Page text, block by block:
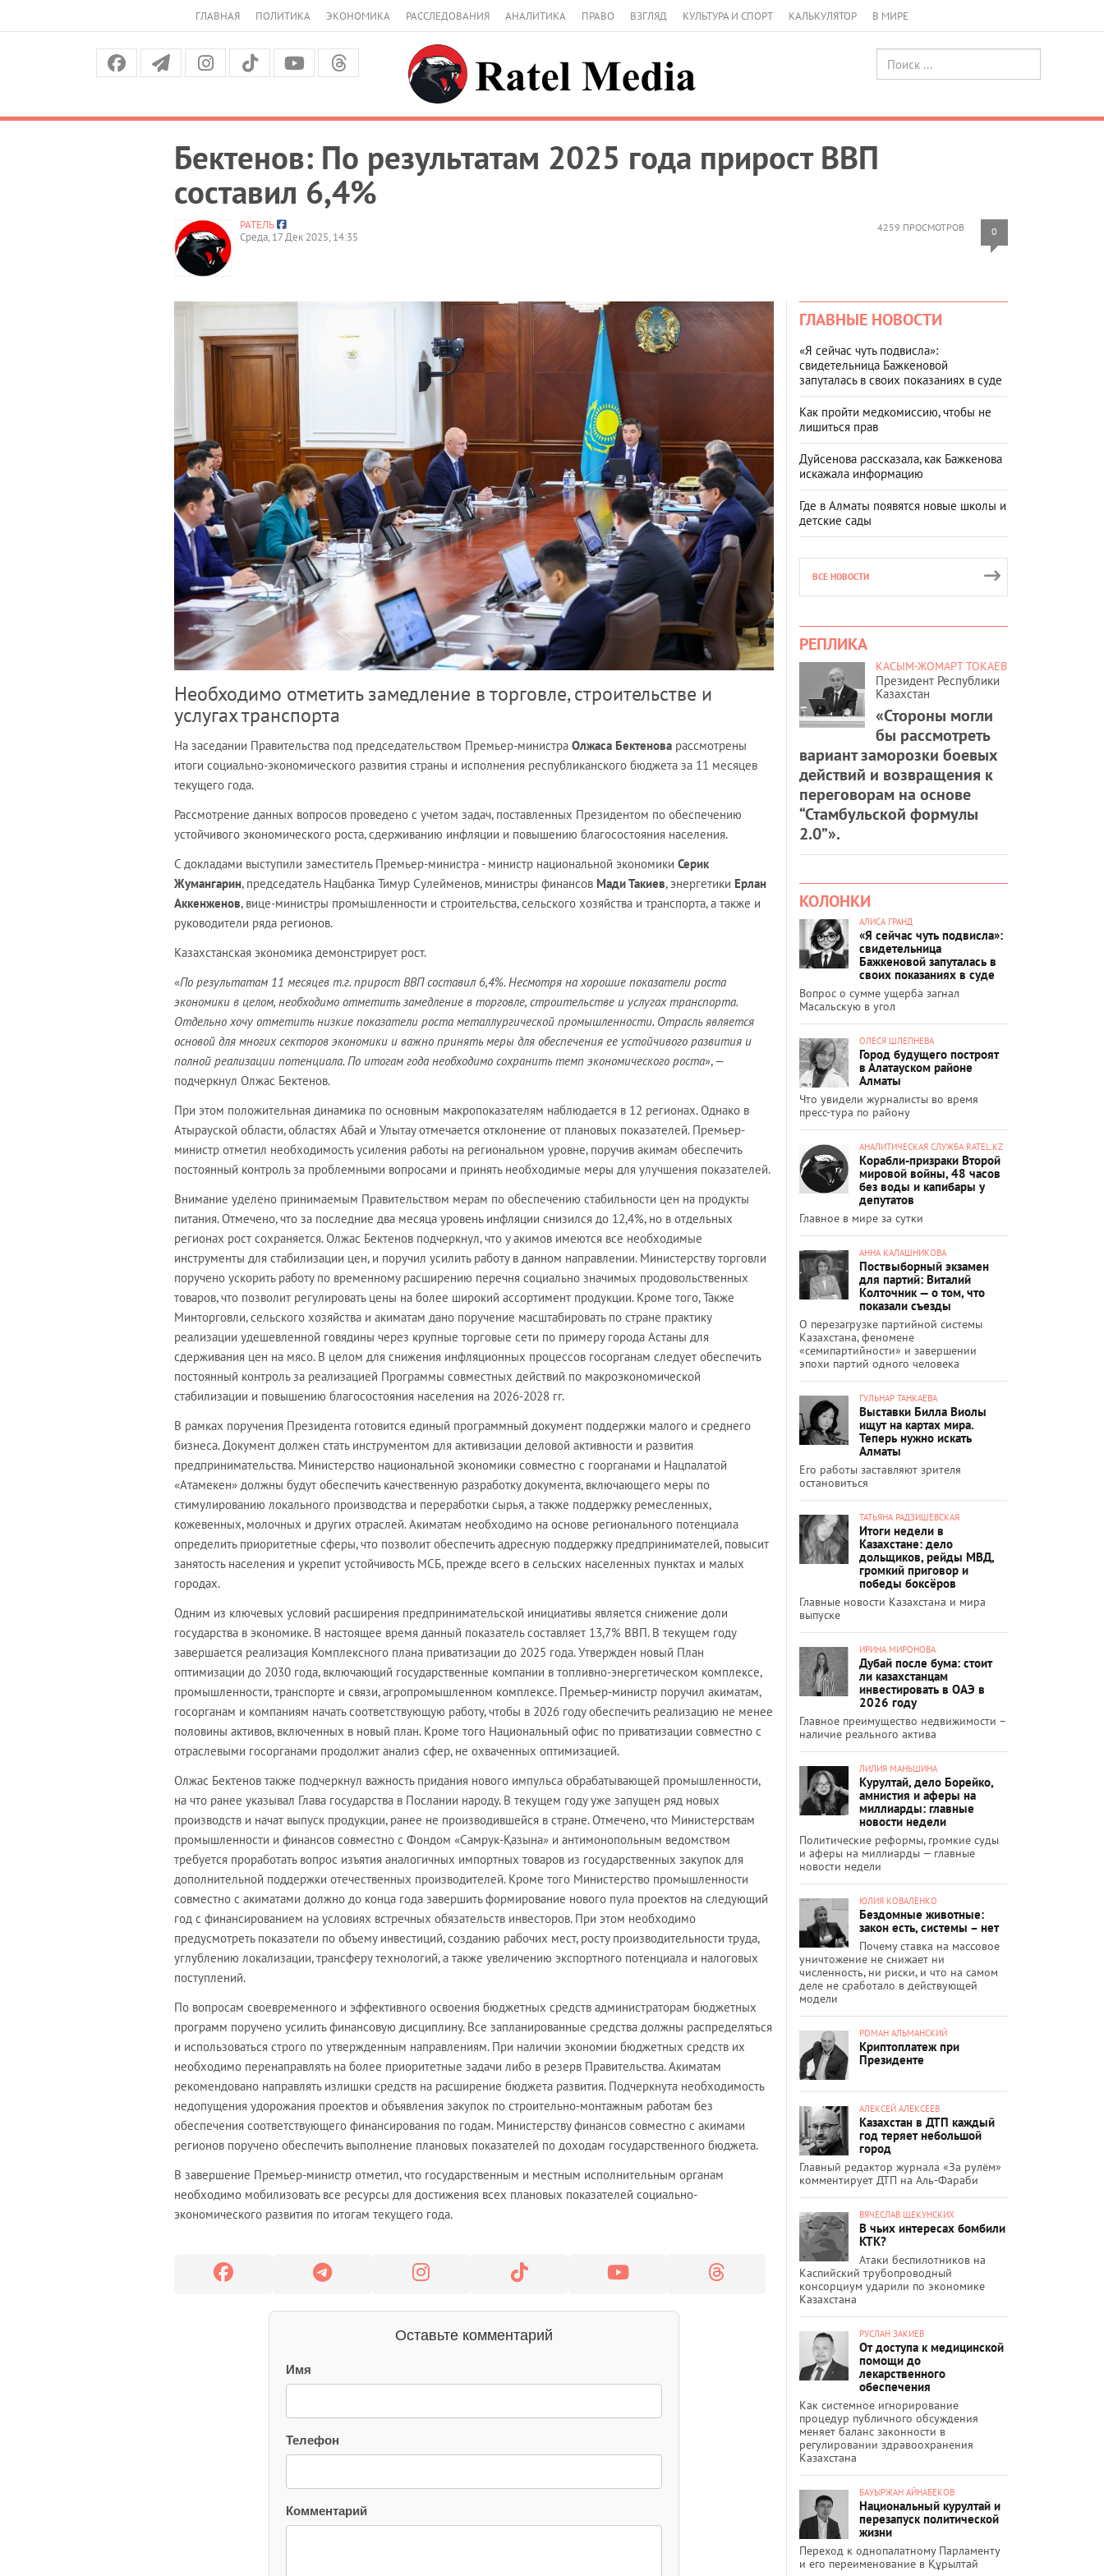
ГЛАВНАЯ ПОЛИТИКА ЭКОНОМИКА РАССЛЕДОВАНИЯ АНАЛИТИКА ПРАВО ВЗГЛЯД КУЛЬТУРА И СПОРТ КАЛЬКУЛЯТОР В МИРЕ
Бектенов: По результатам 2025 года прирост ВВП
составил 6,4%
4259 ПРОСМОТРОВ 0
РАТЕЛЬ
Среда, 17 Дек 2025, 14:35
Необходимо отметить замедление в торговле, строительстве и
услугах транспорта
На заседании Правительства под председательством Премьер-министра Олжаса Бектенова рассмотрены
итоги социально-экономического развития страны и исполнения республиканского бюджета за 11 месяцев
текущего года.
Рассмотрение данных вопросов проведено с учетом задач, поставленных Президентом по обеспечению
устойчивого экономического роста, сдерживанию инфляции и повышению благосостояния населения.
С докладами выступили заместитель Премьер-министра - министр национальной экономики Серик
Жумангарин, председатель Нацбанка Тимур Сулейменов, министры финансов Мади Такиев, энергетики Ерлан
Аккенженов, вице-министры промышленности и строительства, сельского хозяйства и транспорта, а также и
руководители ряда регионов.
Казахстанская экономика демонстрирует рост.
«По результатам 11 месяцев т.г. прирост ВВП составил 6,4%. Несмотря на хорошие показатели роста
экономики в целом, необходимо отметить замедление в торговле, строительстве и услугах транспорта.
Отдельно хочу отметить низкие показатели роста металлургической промышленности. Отрасль является
основой для многих секторов экономики и важно принять меры для обеспечения ее устойчивого развития и
полной реализации потенциала. По итогам года необходимо сохранить темп экономического роста», —
подчеркнул Олжас Бектенов.
При этом положительная динамика по основным макропоказателям наблюдается в 12 регионах. Однако в
Атырауской области, областях Абай и Улытау отмечается отклонение от плановых показателей. Премьер-
министр отметил необходимость усиления работы на региональном уровне, поручив акимам обеспечить
постоянный контроль за проблемными вопросами и принять необходимые меры для улучшения показателей.
Внимание уделено принимаемым Правительством мерам по обеспечению стабильности цен на продукты
питания. Отмечено, что за последние два месяца уровень инфляции снизился до 12,4%, но в отдельных
регионах рост сохраняется. Олжас Бектенов подчеркнул, что у акимов имеются все необходимые
инструменты для стабилизации цен, и поручил усилить работу в данном направлении. Министерству торговли
поручено ускорить работу по временному расширению перечня социально значимых продовольственных
товаров, что позволит регулировать цены на более широкий ассортимент продукции. Кроме того, Также
Минторговли, сельского хозяйства и акиматам дано поручение масштабировать по стране практику
реализации удешевленной говядины через крупные торговые сети по примеру города Астаны для
сдерживания цен на мясо. В целом для снижения инфляционных процессов госорганам следует обеспечить
постоянный контроль за реализацией Программы совместных действий по макроэкономической
стабилизации и повышению благосостояния населения на 2026-2028 гг.
В рамках поручения Президента готовится единый программный документ поддержки малого и среднего
бизнеса. Документ должен стать инструментом для активизации деловой активности и развития
предпринимательства. Министерство национальной экономики совместно с гоорганами и Нацпалатой
«Атамекен» должны будут обеспечить качественную разработку документа, включающего меры по
стимулированию локального производства и переработки сырья, а также поддержку ремесленных,
кожевенных, молочных и других отраслей. Акиматам необходимо на основе регионального потенциала
определить приоритетные сферы, что позволит обеспечить адресную поддержку предпринимателей, повысит
занятость населения и укрепит устойчивость МСБ, прежде всего в сельских населенных пунктах и малых
городах.
Одним из ключевых условий расширения предпринимательской инициативы является снижение доли
государства в экономике. В настоящее время данный показатель составляет 13,7% ВВП. В текущем году
завершается реализация Комплексного плана приватизации до 2025 года. Утвержден новый План
оптимизации до 2030 года, включающий государственные компании в топливно-энергетическом комплексе,
промышленности, транспорте и связи, агропромышленном комплексе. Премьер-министр поручил акиматам,
госорганам и компаниям начать соответствующую работу, чтобы в 2026 году обеспечить реализацию не менее
половины активов, включенных в новый план. Кроме того Национальный офис по приватизации совместно с
отраслевыми госорганами продолжит анализ сфер, не охваченных оптимизацией.
Олжас Бектенов также подчеркнул важность придания нового импульса обрабатывающей промышленности,
на что ранее указывал Глава государства в Послании народу. В текущем году уже запущен ряд новых
производств и начат выпуск продукции, ранее не производившейся в стране. Отмечено, что Министерствам
промышленности и финансов совместно с Фондом «Самрук-Қазына» и антимонопольным ведомством
требуется проработать вопрос изъятия аналогичных импортных товаров из государственных закупок для
дополнительной поддержки отечественных производителей. Кроме того Министерство промышленности
совместно с акиматами должно до конца года завершить формирование нового пула проектов на следующий
год с финансированием на условиях встречных обязательств инвесторов. При этом необходимо
предусмотреть показатели по объему инвестиций, созданию рабочих мест, росту производительности труда,
углублению локализации, трансферу технологий, а также увеличению экспортного потенциала и налоговых
поступлений.
По вопросам своевременного и эффективного освоения бюджетных средств администраторам бюджетных
программ поручено усилить финансовую дисциплину. Все запланированные средства должны распределяться
и использоваться строго по утвержденным направлениям. При наличии экономии бюджетных средств их
необходимо перенаправлять на более приоритетные задачи либо в резерв Правительства. Акиматам
рекомендовано направлять излишки средств на расширение бюджета развития. Подчеркнута необходимость
недопущения удорожания проектов и объявления закупок по строительно-монтажным работам без
обеспечения соответствующего финансирования по годам. Министерству финансов совместно с акимами
регионов поручено обеспечить выполнение плановых показателей по доходам государственного бюджета.
В завершение Премьер-министр отметил, что государственным и местным исполнительным органам
необходимо мобилизовать все ресурсы для достижения всех плановых показателей социально-
экономического развития по итогам текущего года.
Оставьте комментарий
Имя
Телефон
Комментарий
ГЛАВНЫЕ НОВОСТИ
«Я сейчас чуть подвисла»:
свидетельница Бажкеновой
запуталась в своих показаниях в суде
Как пройти медкомиссию, чтобы не
лишиться прав
Дуйсенова рассказала, как Бажкенова
искажала информацию
Где в Алматы появятся новые школы и
детские сады
ВСЕ НОВОСТИ
РЕПЛИКА
КАСЫМ-ЖОМАРТ ТОКАЕВ
Президент Республики
Казахстан
«Стороны могли
бы рассмотреть
вариант заморозки боевых
действий и возвращения к
переговорам на основе
“Стамбульской формулы
2.0”».
КОЛОНКИ
АЛИСА ГРАНД
«Я сейчас чуть подвисла»:
свидетельница
Бажкеновой запуталась в
своих показаниях в суде
Вопрос о сумме ущерба загнал
Масальскую в угол
ОЛЕСЯ ШЛЕПНЕВА
Город будущего построят
в Алатауском районе
Алматы
Что увидели журналисты во время
пресс-тура по району
АНАЛИТИЧЕСКАЯ СЛУЖБА RATEL.KZ
Корабли-призраки Второй
мировой войны, 48 часов
без воды и капибары у
депутатов
Главное в мире за сутки
АННА КАЛАШНИКОВА
Поствыборный экзамен
для партий: Виталий
Колточник — о том, что
показали съезды
О перезагрузке партийной системы
Казахстана, феномене
«семипартийности» и завершении
эпохи партий одного человека
ГУЛЬНАР ТАНКАЕВА
Выставки Билла Виолы
ищут на картах мира.
Теперь нужно искать
Алматы
Его работы заставляют зрителя
остановиться
ТАТЬЯНА РАДЗИШЕВСКАЯ
Итоги недели в
Казахстане: дело
дольщиков, рейды МВД,
громкий приговор и
победы боксёров
Главные новости Казахстана и мира
выпуске
ИРИНА МИРОНОВА
Дубай после бума: стоит
ли казахстанцам
инвестировать в ОАЭ в
2026 году
Главное преимущество недвижимости –
наличие реального актива
ЛИЛИЯ МАНЬШИНА
Курултай, дело Борейко,
амнистия и аферы на
миллиарды: главные
новости недели
Политические реформы, громкие суды
и аферы на миллиарды — главные
новости недели
ЮЛИЯ КОВАЛЕНКО
Бездомные животные:
закон есть, системы – нет
Почему ставка на массовое
уничтожение не снижает ни
численность, ни риски, и что на самом
деле не сработало в действующей
модели
РОМАН АЛЬМАНСКИЙ
Криптоплатеж при
Президенте
АЛЕКСЕЙ АЛЕКСЕЕВ
Казахстан в ДТП каждый
год теряет небольшой
город
Главный редактор журнала «За рулём»
комментирует ДТП на Аль-Фараби
ВЯЧЕСЛАВ ЩЕКУНСКИХ
В чьих интересах бомбили
КТК?
Атаки беспилотников на
Каспийский трубопроводный
консорциум ударили по экономике
Казахстана
РУСЛАН ЗАКИЕВ
От доступа к медицинской
помощи до
лекарственного
обеспечения
Как системное игнорирование
процедур публичного обсуждения
меняет баланс законности в
регулировании здравоохранения
Казахстана
БАУЫРЖАН АЙНАБЕКОВ
Национальный курултай и
перезапуск политической
жизни
Переход к однопалатному Парламенту
и его переименование в Құрылтай